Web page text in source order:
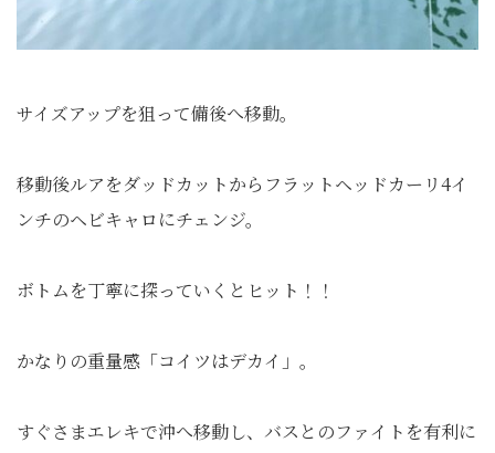
サイズアップを狙って備後へ移動。
移動後ルアをダッドカットからフラットヘッドカーリ4イ
ンチのヘビキャロにチェンジ。
ボトムを丁寧に探っていくとヒット！！
かなりの重量感「コイツはデカイ」。
すぐさまエレキで沖へ移動し、バスとのファイトを有利に